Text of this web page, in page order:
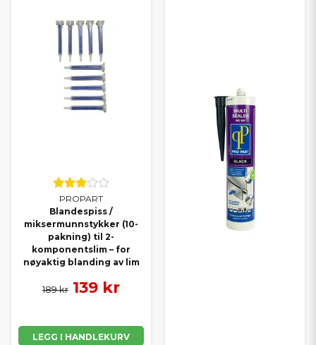
PROPART
Blandespiss /
miksermunnstykker (10-
pakning) til 2-
komponentslim – for
nøyaktig blanding av lim
189 kr 139 kr
LEGG I HANDLEKURV